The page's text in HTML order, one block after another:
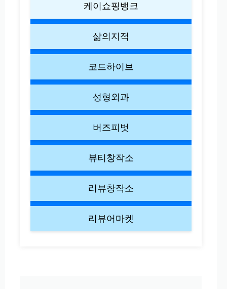
케이쇼핑뱅크
삶의지적
코드하이브
성형외과
버즈피벗
뷰티창작소
리뷰창작소
리뷰어마켓